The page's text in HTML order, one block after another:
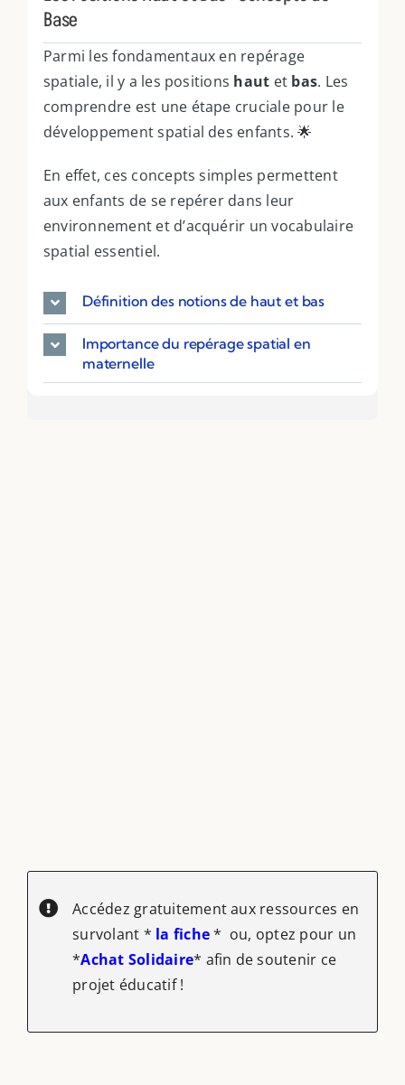
Base
Parmi les fondamentaux en repérage
spatiale, il y a les positions haut et bas. Les
comprendre est une étape cruciale pour le
développement spatial des enfants. 🌟
En effet, ces concepts simples permettent
aux enfants de se repérer dans leur
environnement et d’acquérir un vocabulaire
spatial essentiel.
Définition des notions de haut et bas
Importance du repérage spatial en
maternelle
Accédez gratuitement aux ressources en
survolant * la fiche* ou, optez pour un
*Achat Solidaire* afin de soutenir ce
projet éducatif !